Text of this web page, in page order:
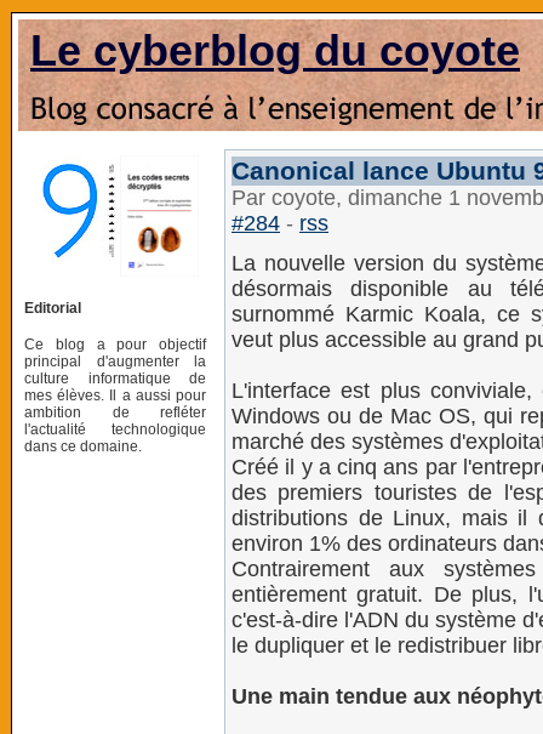
Le cyberblog du coyote
Editorial
Ce blog a pour objectif
principal d'augmenter la
culture informatique de
mes élèves. Il a aussi pour
ambition de refléter
l'actualité technologique
dans ce domaine.
Canonical lance Ubuntu
Par coyote, dimanche 1
#284 - rss
La nouvelle version du
désormais disponible au
surnommé Karmic Koala, ce
veut plus accessible au grand
L'interface est plus
Windows ou de Mac OS, qui
marché des systèmes
Créé il y a cinq ans par
des premiers touristes de
distributions de Linux, mais il
environ 1% des ordinateurs
Contrairement aux
entièrement gratuit. De plus,
c'est-à-dire l'ADN du système
le dupliquer et le redistribuer
Une main tendue aux